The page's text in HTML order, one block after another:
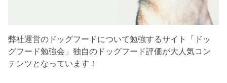
弊社運営のドッグフードについて勉強するサイト「ドッ
グフード勉強会」独自のドッグフード評価が大人気コン
テンツとなっています！